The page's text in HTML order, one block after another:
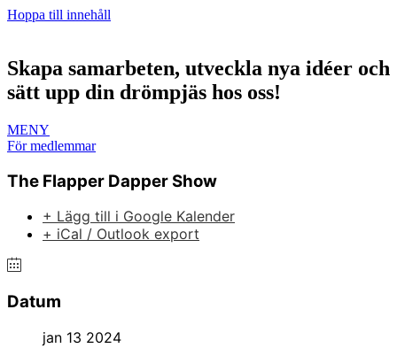
Hoppa till innehåll
Skapa samarbeten, utveckla nya idéer och
sätt upp din drömpjäs hos oss!
MENY
För medlemmar
The Flapper Dapper Show
+ Lägg till i Google Kalender
+ iCal / Outlook export
Datum
jan 13 2024